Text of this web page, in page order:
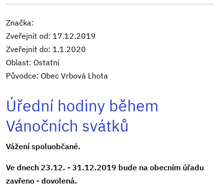
Značka:
Zveřejnit od: 17.12.2019
Zveřejnit do: 1.1.2020
Oblast: Ostatní
Původce: Obec Vrbová Lhota
Úřední hodiny během
Vánočních svátků
Vážení spoluobčané.
Ve dnech 23.12. - 31.12.2019 bude na obecním úřadu
zavřeno - dovolená.